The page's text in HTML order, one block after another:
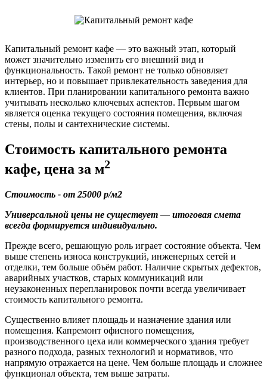
Капитальный ремонт кафе — это важный этап, который
может значительно изменить его внешний вид и
функциональность. Такой ремонт не только обновляет
интерьер, но и повышает привлекательность заведения для
клиентов. При планировании капитального ремонта важно
учитывать несколько ключевых аспектов. Первым шагом
является оценка текущего состояния помещения, включая
стены, полы и сантехнические системы.
Стоимость капитального ремонта
кафе, цена за м2
Стоимость - от 25000 р/м2
Универсальной цены не существует — итоговая смета
всегда формируется индивидуально.
Прежде всего, решающую роль играет состояние объекта. Чем
выше степень износа конструкций, инженерных сетей и
отделки, тем больше объём работ. Наличие скрытых дефектов,
аварийных участков, старых коммуникаций или
неузаконенных перепланировок почти всегда увеличивает
стоимость капитального ремонта.
Существенно влияет площадь и назначение здания или
помещения. Капремонт офисного помещения,
производственного цеха или коммерческого здания требует
разного подхода, разных технологий и нормативов, что
напрямую отражается на цене. Чем больше площадь и сложнее
функционал объекта, тем выше затраты.